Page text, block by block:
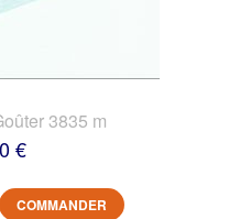
3835 m
€
COMMANDER